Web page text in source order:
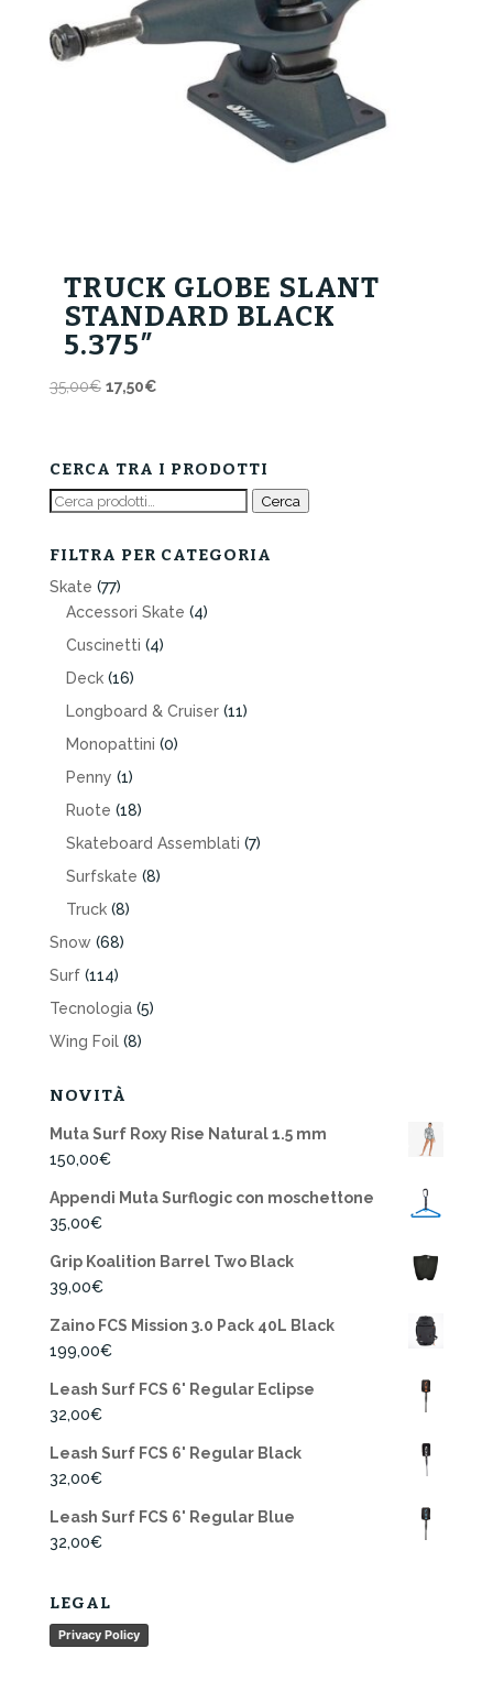
TRUCK GLOBE SLANT
STANDARD BLACK
5.375″
35,00€ Il
era:
35,00€.
17,50€Il
è:
17,50€.
CERCA TRA I PRODOTTI
Cerca: Cerca
FILTRA PER CATEGORIA
Skate (77)
Accessori Skate (4)
Cuscinetti (4)
Deck (16)
Longboard & Cruiser (11)
Monopattini (0)
Penny (1)
Ruote (18)
Skateboard Assemblati (7)
Surfskate (8)
Truck (8)
Snow (68)
Surf (114)
Tecnologia (5)
Wing Foil (8)
NOVITÀ
Muta Surf Roxy Rise Natural 1.5 mm
150,00€
Appendi Muta Surflogic con moschettone
35,00€
Grip Koalition Barrel Two Black
39,00€
Zaino FCS Mission 3.0 Pack 40L Black
199,00€
Leash Surf FCS 6' Regular Eclipse
32,00€
Leash Surf FCS 6' Regular Black
32,00€
Leash Surf FCS 6' Regular Blue
32,00€
LEGAL
Privacy Policy